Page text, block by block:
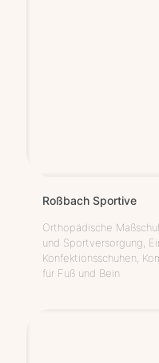
Roß­bach Sportive
Orthopädische
und Sportversorgung,
Konfektionsschuhen,
für Fuß und Bein